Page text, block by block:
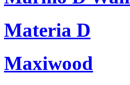
Materia D
Maxiwood